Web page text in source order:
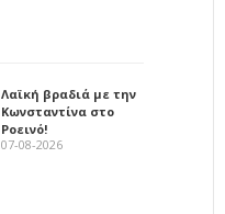
Λαϊκή βραδιά με την
Κωνσταντίνα στο
Ροεινό!
07-08-2026